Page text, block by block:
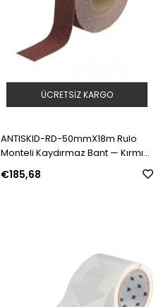
ANTISKID-RD-50mmX18m Rulo
Monteli Kaydırmaz Bant — Kırmızı
| Model: 78198 | SKU: Y4897859
€185,68
ÜCRETSIZ KARGO